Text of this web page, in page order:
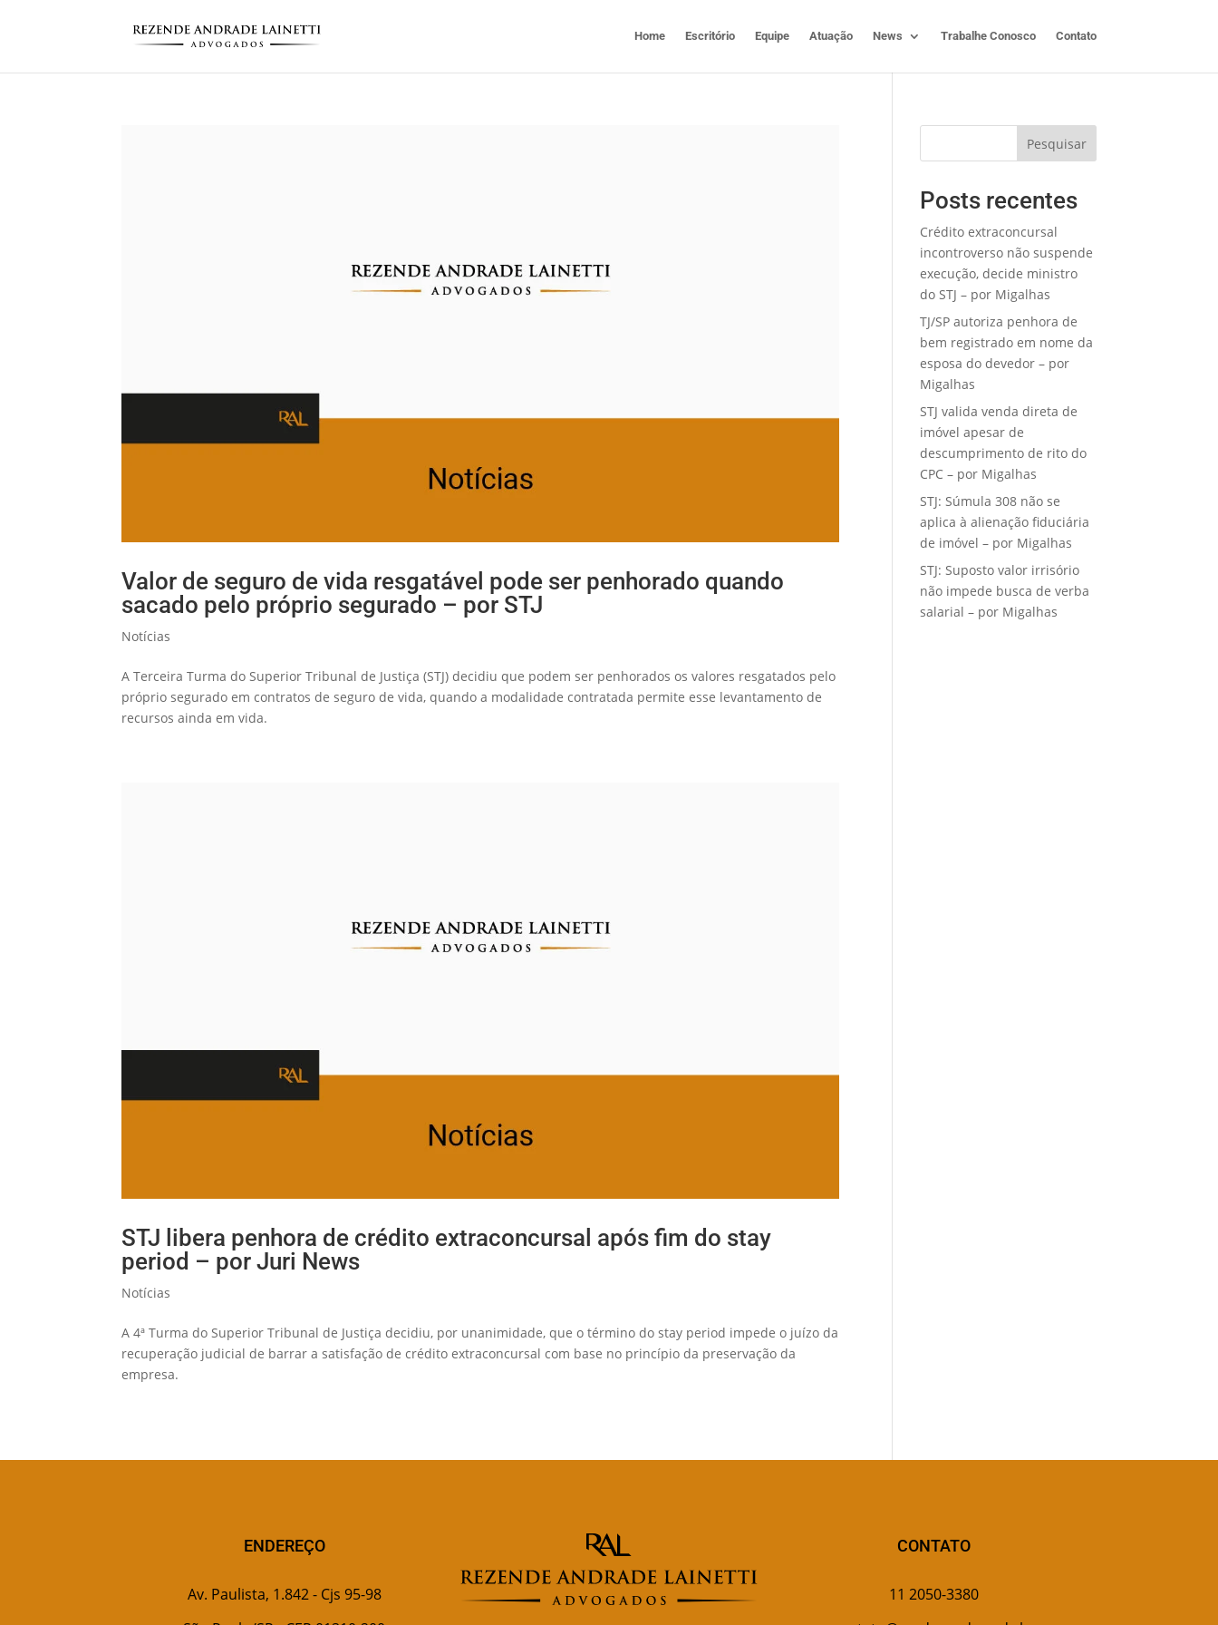
Home Escritório Equipe Atuação News Trabalhe Conosco Contato
Valor de seguro de vida resgatável pode ser penhorado quando
sacado pelo próprio segurado – por STJ
Notícias
A Terceira Turma do Superior Tribunal de Justiça (STJ) decidiu que podem ser penhorados os valores resgatados pelo
próprio segurado em contratos de seguro de vida, quando a modalidade contratada permite esse levantamento de
recursos ainda em vida.
STJ libera penhora de crédito extraconcursal após fim do stay
period – por Juri News
Notícias
A 4ª Turma do Superior Tribunal de Justiça decidiu, por unanimidade, que o término do stay period impede o juízo da
recuperação judicial de barrar a satisfação de crédito extraconcursal com base no princípio da preservação da
empresa.
Pesquisar
Posts recentes
Crédito extraconcursal
incontroverso não suspende
execução, decide ministro
do STJ – por Migalhas
TJ/SP autoriza penhora de
bem registrado em nome da
esposa do devedor – por
Migalhas
STJ valida venda direta de
imóvel apesar de
descumprimento de rito do
CPC – por Migalhas
STJ: Súmula 308 não se
aplica à alienação fiduciária
de imóvel – por Migalhas
STJ: Suposto valor irrisório
não impede busca de verba
salarial – por Migalhas
ENDEREÇO
Av. Paulista, 1.842 - Cjs 95-98
CONTATO
11 2050-3380